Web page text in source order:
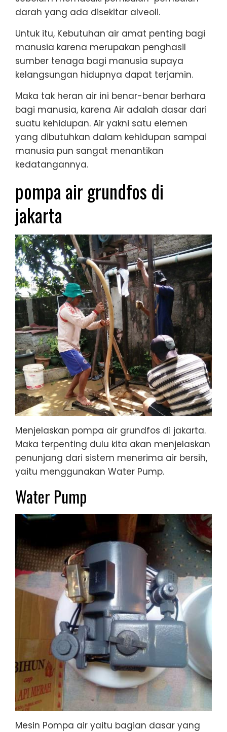
darah yang ada disekitar alveoli.
Untuk itu, Kebutuhan air amat penting bagi
manusia karena merupakan penghasil
sumber tenaga bagi manusia supaya
kelangsungan hidupnya dapat terjamin.
Maka tak heran air ini benar-benar berhara
bagi manusia, karena Air adalah dasar dari
suatu kehidupan. Air yakni satu elemen
yang dibutuhkan dalam kehidupan sampai
manusia pun sangat menantikan
kedatangannya.
pompa air grundfos di
jakarta
Menjelaskan pompa air grundfos di jakarta.
Maka terpenting dulu kita akan menjelaskan
penunjang dari sistem menerima air bersih,
yaitu menggunakan Water Pump.
Water Pump
Mesin Pompa air yaitu bagian dasar yang